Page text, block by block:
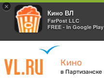
×
Кино ВЛ
FarPost LLC
FREE - In Google Play
Кино
в Партизанске